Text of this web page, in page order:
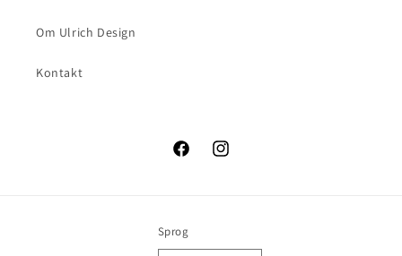
Om Ulrich Design
Kontakt
FacebookInstagram
Sprog